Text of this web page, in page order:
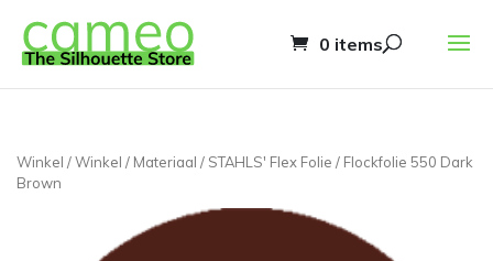
0 items
Winkel /Winkel / Materiaal / STAHLS' Flex Folie / Flockfolie 550 Dark
Brown